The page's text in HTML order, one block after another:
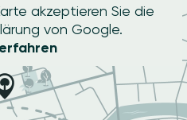
akzeptieren Sie die
von Google.